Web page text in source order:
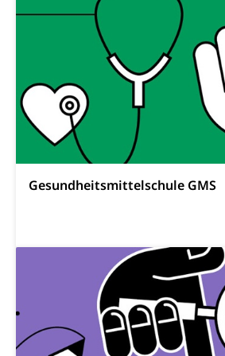
Gesundheitsmittelschule GMS
Dienststelle
Kunst & Kultur (Luzern
Kulturförderung
Kulturpolitik, Sprachförderung,
kulturelles Angebot, Kulturerbe,
Nachwuchsförderung, Vermittlung,
Förderung,
Werkbeitrag, Produktionsbeitrag,
Bildende Kunst, Angewandte
Musik, Entwicklung,
Filmförderung, Regionale
Werkankäufe, Kunstankäufe, Kunst
und Kultur, Kulturgesuche,
Angebote für
Zentralschweizer
Schiene und öffentlicher
Schienenverkehr, Zugverkehr,
Transportmittel, öffentlicher
Verkehrsverbund